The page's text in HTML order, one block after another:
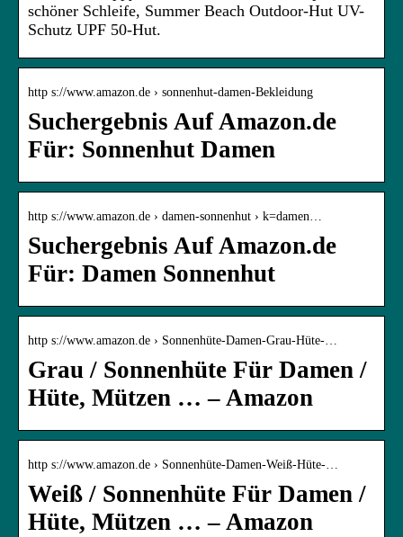
schöner Schleife, Summer Beach Outdoor-Hut UV-
Schutz UPF 50-Hut.
http s://www.amazon.de › sonnenhut-damen-Bekleidung
Suchergebnis Auf Amazon.de
Für: Sonnenhut Damen
http s://www.amazon.de › damen-sonnenhut › k=damen…
Suchergebnis Auf Amazon.de
Für: Damen Sonnenhut
http s://www.amazon.de › Sonnenhüte-Damen-Grau-Hüte-…
Grau / Sonnenhüte Für Damen /
Hüte, Mützen … – Amazon
http s://www.amazon.de › Sonnenhüte-Damen-Weiß-Hüte-…
Weiß / Sonnenhüte Für Damen /
Hüte, Mützen … – Amazon